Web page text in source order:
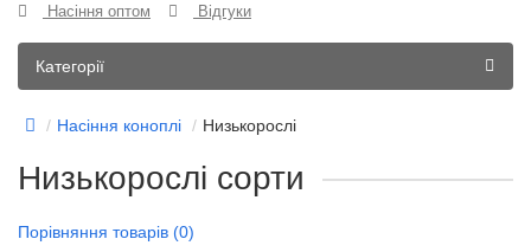
Насіння оптом
Відгуки
Категорії
Насіння коноплі Низькорослі
Низькорослі сорти
Порівняння товарів (0)